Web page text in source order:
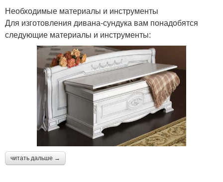
Необходимые материалы и инструменты
Для изготовления дивана-сундука вам понадобятся
следующие материалы и инструменты:
читать дальше →